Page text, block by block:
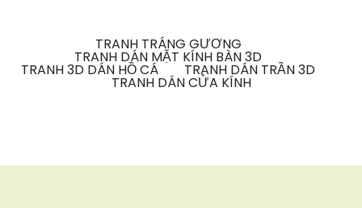
TRANH TRÁNG GƯƠNG
TRANH DÁN MẶT KÍNH BÀN 3D
TRANH 3D DÁN HỒ CÁ TRANH DÁN TRẦN 3D
TRANH DÁN CỬA KÍNH